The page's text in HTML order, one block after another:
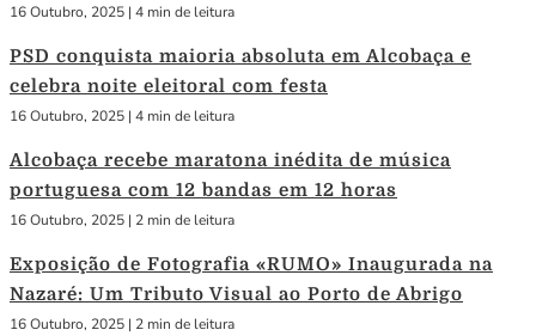
16 Outubro, 2025 | 4 min de leitura
PSD conquista maioria absoluta em Alcobaça e
celebra noite eleitoral com festa
16 Outubro, 2025 | 4 min de leitura
Alcobaça recebe maratona inédita de música
portuguesa com 12 bandas em 12 horas
16 Outubro, 2025 | 2 min de leitura
Exposição de Fotografia «RUMO» Inaugurada na
Nazaré: Um Tributo Visual ao Porto de Abrigo
16 Outubro, 2025 | 2 min de leitura